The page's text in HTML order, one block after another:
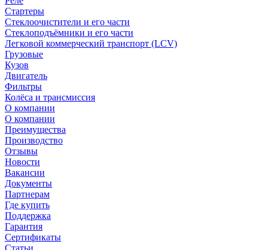
Стартеры
Стеклоочистители и его части
Стеклоподъёмники и его части
Легковой коммерческий транспорт (LCV)
Грузовые
Кузов
Двигатель
Фильтры
Колёса и трансмиссия
О компании
О компании
Преимущества
Производство
Отзывы
Новости
Вакансии
Документы
Партнерам
Где купить
Поддержка
Гарантия
Сертификаты
Статьи